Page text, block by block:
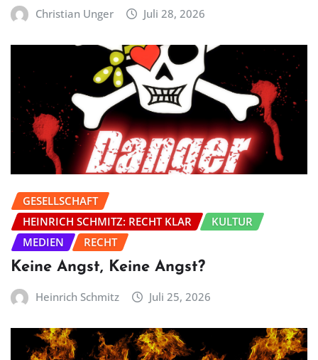
Christian Unger Juli 28, 2026
GESELLSCHAFT
HEINRICH SCHMITZ: RECHT KLAR
KULTUR
MEDIEN
RECHT
Keine Angst, Keine Angst?
Heinrich Schmitz Juli 25, 2026